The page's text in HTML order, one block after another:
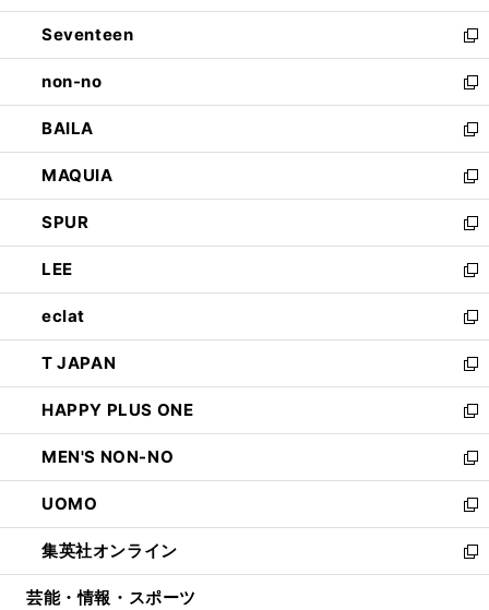
開
く
ウ
で
開
く
ン
ド
ウ
で
開
く
Seventeen
新
し
い
ウ
ィ
ン
ド
ウ
で
開
く
non-no
新
し
い
ウ
ィ
ン
ド
ウ
で
開
く
BAILA
新
し
い
ウ
ィ
ン
ド
ウ
で
開
く
MAQUIA
新
し
い
ウ
ィ
ン
ド
ウ
で
開
く
SPUR
新
し
い
ウ
ィ
ン
ド
ウ
で
開
く
LEE
新
し
い
ウ
ィ
ン
ド
ウ
で
開
く
eclat
新
し
い
ウ
ィ
ン
ド
ウ
で
開
く
T JAPAN
新
し
い
ウ
ィ
ン
ド
ウ
で
開
HAPPY PLUS ONE
新
し
い
ウ
ィ
ン
ド
ウ
MEN'S NON-NO
新
し
い
ウ
ィ
ン
UOMO
新
し
い
ウ
集英社オンライン
新
し
芸能・情報・スポーツ